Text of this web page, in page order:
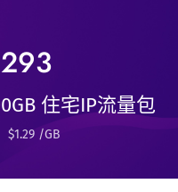
住宅IP流量包
$1.29 /GB